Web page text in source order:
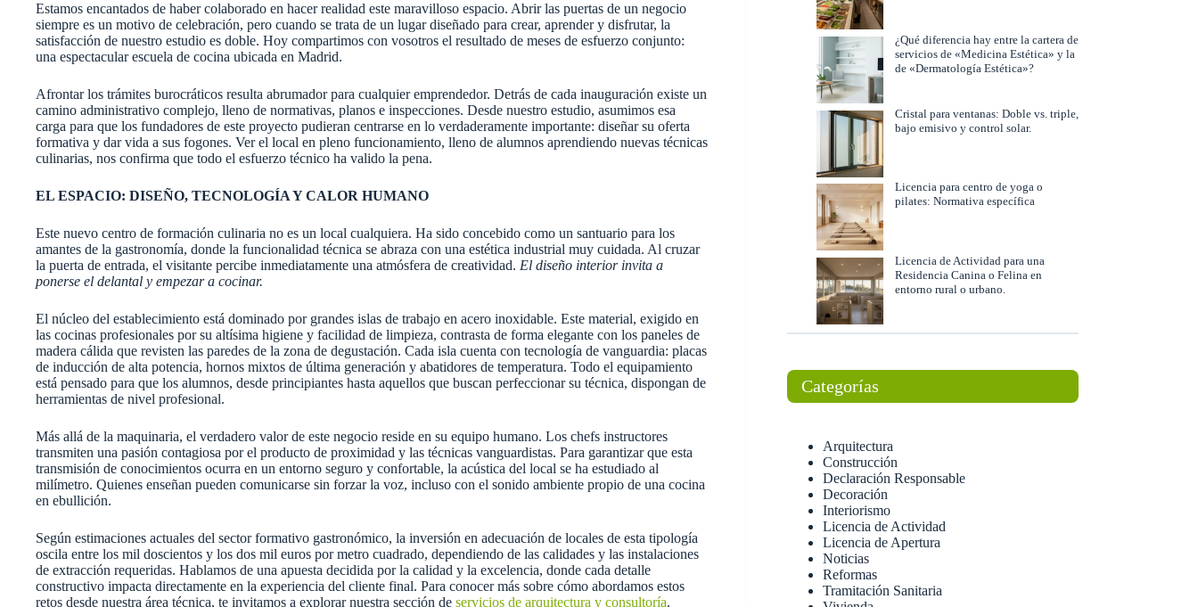
Estamos encantados de haber colaborado en hacer realidad este maravilloso espacio. Abrir las puertas de un negocio
siempre es un motivo de celebración, pero cuando se trata de un lugar diseñado para crear, aprender y disfrutar, la
satisfacción de nuestro estudio es doble. Hoy compartimos con vosotros el resultado de meses de esfuerzo conjunto:
una espectacular escuela de cocina ubicada en Madrid.
Afrontar los trámites burocráticos resulta abrumador para cualquier emprendedor. Detrás de cada inauguración existe un
camino administrativo complejo, lleno de normativas, planos e inspecciones. Desde nuestro estudio, asumimos esa
carga para que los fundadores de este proyecto pudieran centrarse en lo verdaderamente importante: diseñar su oferta
formativa y dar vida a sus fogones. Ver el local en pleno funcionamiento, lleno de alumnos aprendiendo nuevas técnicas
culinarias, nos confirma que todo el esfuerzo técnico ha valido la pena.
EL ESPACIO: DISEÑO, TECNOLOGÍA Y CALOR HUMANO
Este nuevo centro de formación culinaria no es un local cualquiera. Ha sido concebido como un santuario para los
amantes de la gastronomía, donde la funcionalidad técnica se abraza con una estética industrial muy cuidada. Al cruzar
la puerta de entrada, el visitante percibe inmediatamente una atmósfera de creatividad. El diseño interior invita a
ponerse el delantal y empezar a cocinar.
El núcleo del establecimiento está dominado por grandes islas de trabajo en acero inoxidable. Este material, exigido en
las cocinas profesionales por su altísima higiene y facilidad de limpieza, contrasta de forma elegante con los paneles de
madera cálida que revisten las paredes de la zona de degustación. Cada isla cuenta con tecnología de vanguardia: placas
de inducción de alta potencia, hornos mixtos de última generación y abatidores de temperatura. Todo el equipamiento
está pensado para que los alumnos, desde principiantes hasta aquellos que buscan perfeccionar su técnica, dispongan de
herramientas de nivel profesional.
Más allá de la maquinaria, el verdadero valor de este negocio reside en su equipo humano. Los chefs instructores
transmiten una pasión contagiosa por el producto de proximidad y las técnicas vanguardistas. Para garantizar que esta
transmisión de conocimientos ocurra en un entorno seguro y confortable, la acústica del local se ha estudiado al
milímetro. Quienes enseñan pueden comunicarse sin forzar la voz, incluso con el sonido ambiente propio de una cocina
en ebullición.
Según estimaciones actuales del sector formativo gastronómico, la inversión en adecuación de locales de esta tipología
oscila entre los mil doscientos y los dos mil euros por metro cuadrado, dependiendo de las calidades y las instalaciones
de extracción requeridas. Hablamos de una apuesta decidida por la calidad y la excelencia, donde cada detalle
constructivo impacta directamente en la experiencia del cliente final. Para conocer más sobre cómo abordamos estos
retos desde nuestra área técnica, te invitamos a explorar nuestra sección de servicios de arquitectura y consultoría.
¿Qué diferencia hay entre la cartera de
servicios de «Medicina Estética» y la
de «Dermatología Estética»?
Cristal para ventanas: Doble vs. triple,
bajo emisivo y control solar.
Licencia para centro de yoga o
pilates: Normativa específica
Licencia de Actividad para una
Residencia Canina o Felina en
entorno rural o urbano.
Categorías
Arquitectura
Construcción
Declaración Responsable
Decoración
Interiorismo
Licencia de Actividad
Licencia de Apertura
Noticias
Reformas
Tramitación Sanitaria